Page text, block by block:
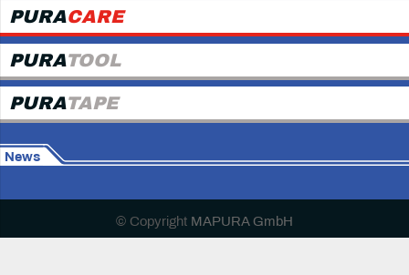
PURACARE
PURATOOL
PURATAPE
News
© Copyright MAPURA GmbH